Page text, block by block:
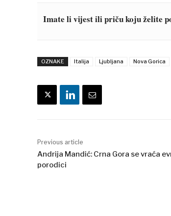
Imate li vijest ili priču koju želite
OZNAKE Italija Ljubljana Nova Gorica
Previous article
Andrija Mandić: Crna Gora se vraća
porodici